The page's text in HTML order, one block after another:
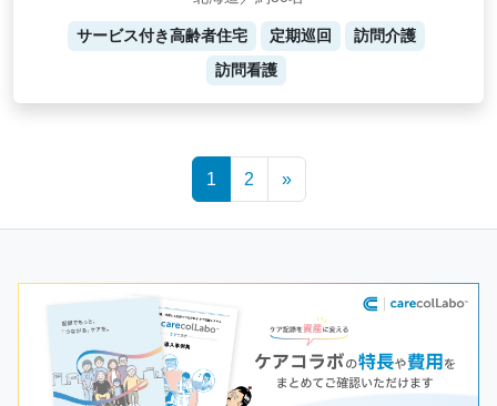
サービス付き高齢者住宅 定期巡回
訪問介護
訪問看護
1 2 »